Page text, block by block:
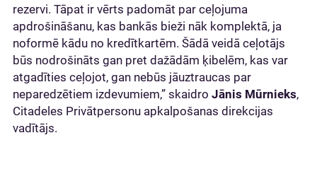
rezervi. Tāpat ir vērts padomāt par ceļojuma
apdrošināšanu, kas bankās bieži nāk komplektā, ja
noformē kādu no kredītkartēm. Šādā veidā ceļotājs
būs nodrošināts gan pret dažādām ķibelēm, kas var
atgadīties ceļojot, gan nebūs jāuztraucas par
neparedzētiem izdevumiem,” skaidro Jānis Mūrnieks,
Citadeles Privātpersonu apkalpošanas direkcijas
vadītājs.